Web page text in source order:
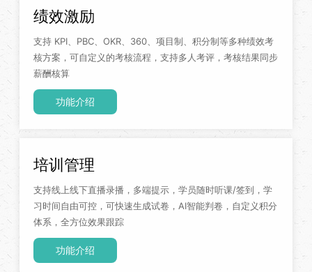
绩效激励
支持 KPI、PBC、OKR、360、项目制、积分制等多种绩效考
核方案，可自定义的考核流程，支持多人考评，考核结果同步
薪酬核算
功能介绍
培训管理
支持线上线下直播录播，多端提示，学员随时听课/签到，学
习时间自由可控，可快速生成试卷，AI智能判卷，自定义积分
体系，全方位效果跟踪
功能介绍